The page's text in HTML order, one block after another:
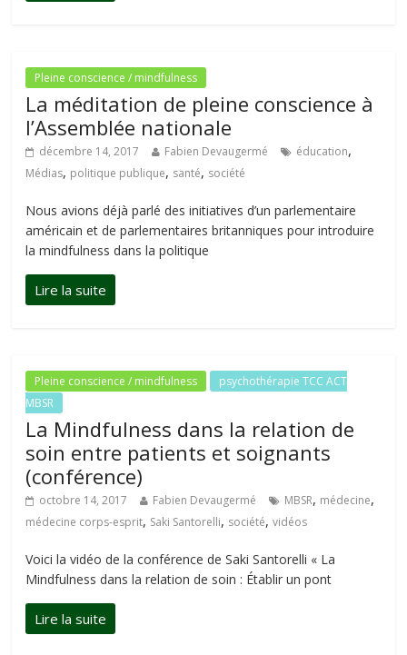
Pleine conscience / mindfulness
La méditation de pleine conscience à
l’Assemblée nationale
décembre 14, 2017 Fabien Devaugermé éducation,
Médias, politique publique, santé, société
Nous avions déjà parlé des initiatives d’un parlementaire
américain et de parlementaires britanniques pour introduire
la mindfulness dans la politique
Pleine conscience / mindfulness
psychothérapie TCC ACT
MBSR
La Mindfulness dans la relation de
soin entre patients et soignants
(conférence)
octobre 14, 2017 Fabien Devaugermé MBSR, médecine,
médecine corps-esprit, Saki Santorelli, société,vidéos
Voici la vidéo de la conférence de Saki Santorelli « La
Mindfulness dans la relation de soin : Établir un pont